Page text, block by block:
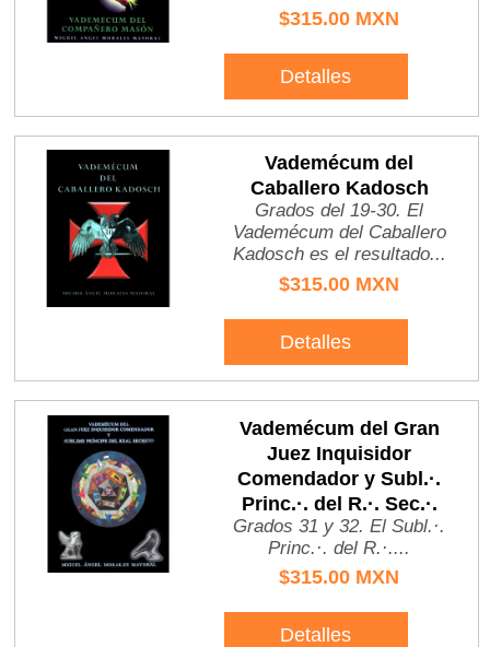
$315.00 MXN
Detalles
Vademécum del
Caballero Kadosch
Grados del 19-30. El
Vademécum del Caballero
Kadosch es el resultado...
$315.00 MXN
Detalles
Vademécum del Gran
Juez Inquisidor
Comendador y Subl.·.
Princ.·. del R.·. Sec.·.
Grados 31 y 32. El Subl.·.
Princ.·. del R.·....
$315.00 MXN
Detalles